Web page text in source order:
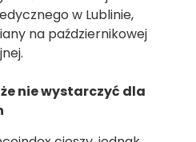
w Lublinie,
na październikowej
nie wystarczyć dla